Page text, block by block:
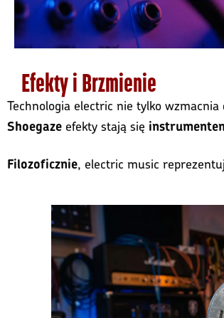
Efekty i Brzmienie
Technologia electric nie tylko wzmacnia
Shoegaze efekty stają się
Filozoficznie , electric music